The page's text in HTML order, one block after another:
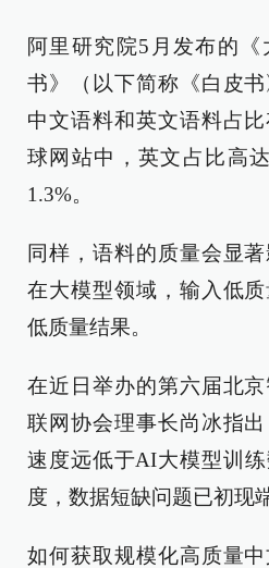
阿里研究院5月发布的
书》（以下简称《白皮
中文语料和英文语料占
球网站中，英文占比高
1.3%。
同样，语料的质量会显
在大模型领域，输入低
低质量结果。
在近日举办的第六届北
联网协会理事长尚冰指
速度远低于AI大模型训
度，数据短缺问题已初现
如何获取规模化高质量